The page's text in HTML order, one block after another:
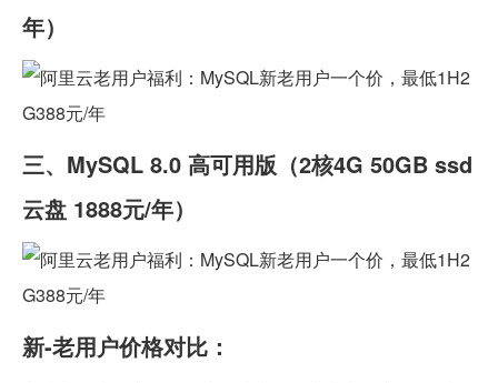
年）
三、MySQL 8.0 高可用版（2核4G 50GB ssd
云盘 1888元/年）
新-老用户价格对比：